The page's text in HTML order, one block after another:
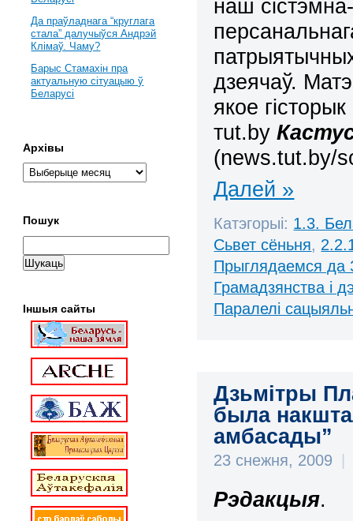
наш
дзеячаў.
якое
тut.by
(news.tut.by/
Далей »
Катэгорыі: 1.3.
Сьвет сёньня,
Прыглядаемся да
Грамадзянства і
Паралелі
Дзьмітры
была
амбасады”
23 снежня, 2009
Рэдакцыя.
Да праўладнага “круглага
стала” далучыўся Андрэй
Клімаў. Чаму?
Барыс Стамахін пра
актуальную сітуацыю ў
Беларусі
Архівы
Пошук
Іншыя сайты